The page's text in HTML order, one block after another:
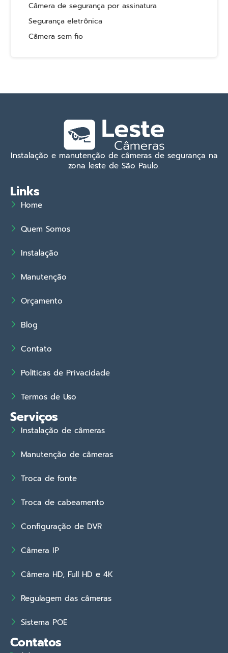
Câmera de segurança por assinatura
Segurança eletrônica
Câmera sem fio
Instalação e manutenção de câmeras de segurança na
zona leste de São Paulo.
Links
Home
Quem Somos
Instalação
Manutenção
Orçamento
Blog
Contato
Políticas de Privacidade
Termos de Uso
Serviços
Instalação de câmeras
Manutenção de câmeras
Troca de fonte
Troca de cabeamento
Configuração de DVR
Câmera IP
Câmera HD, Full HD e 4K
Regulagem das câmeras
Sistema POE
Contatos